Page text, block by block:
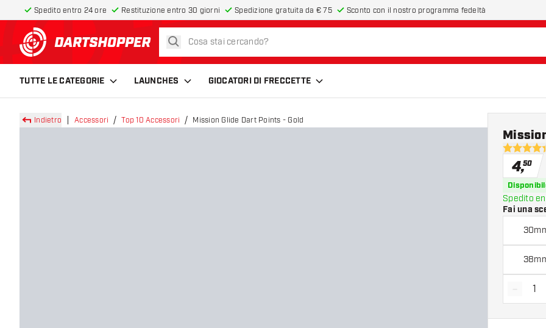
Spedito entro 24 ore Restituzione entro 30 giorni Spedizione gratuita da € 75 Sconto con il nostro programma fedeltà
torna alla home page
cerca
TUTTE LE CATEGORIE LAUNCHES GIOCATORI DI FRECCETTE
Indietro Accessori Top 10 Accessori Mission Glide Dart Points - Gold
4.4 stelle
4,50
Spedito
Fai una
-